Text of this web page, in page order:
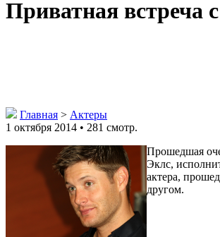
Приватная встреча
Главная > Актеры
1 октября 2014 • 281 смотр.
Прошедшая
Эклс,
актера,
другом.